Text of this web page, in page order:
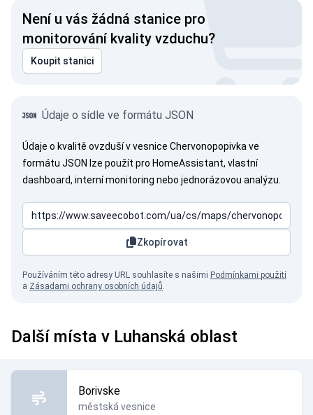
Není u vás žádná stanice pro
monitorování kvality vzduchu?
Koupit stanici
Údaje o sídle ve formátu JSON
Údaje o kvalitě ovzduší v vesnice Chervonopopivka ve
formátu JSON lze použít pro HomeAssistant, vlastní
dashboard, interní monitoring nebo jednorázovou analýzu.
Zkopírovat
Používáním této adresy URL souhlasíte s našimi Podmínkami použití
a Zásadami ochrany osobních údajů.
Další místa v Luhanská oblast
Borivske
městská vesnice